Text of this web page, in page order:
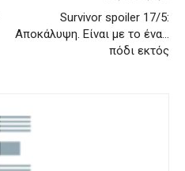
Survivor spoiler 17/5:
Αποκάλυψη. Είναι με το ένα…
πόδι εκτός